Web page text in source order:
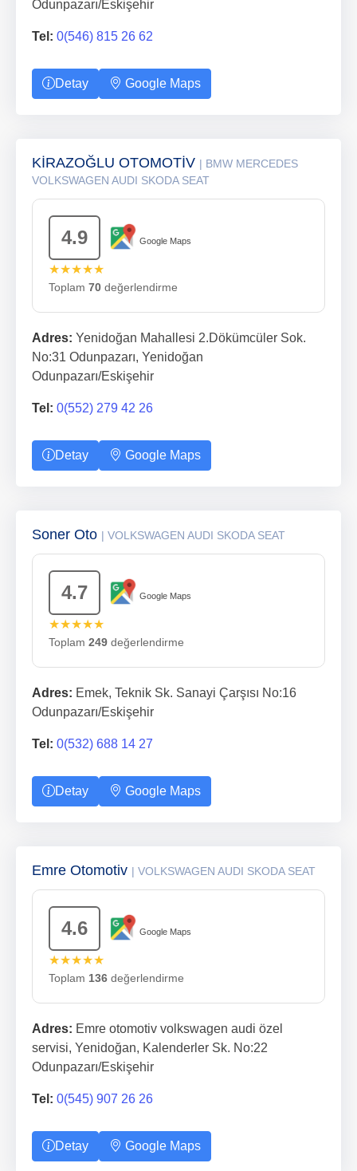
Odunpazarı/Eskişehir
Tel: 0(546) 815 26 62
Detay Google Maps
KİRAZOĞLU OTOMOTİV | BMW MERCEDES
VOLKSWAGEN AUDI SKODA SEAT
4.9 Google Maps
★★★★★
Toplam 70 değerlendirme
Adres: Yenidoğan Mahallesi 2.Dökümcüler Sok.
No:31 Odunpazarı, Yenidoğan
Odunpazarı/Eskişehir
Tel: 0(552) 279 42 26
Detay Google Maps
Soner Oto | VOLKSWAGEN AUDI SKODA SEAT
4.7 Google Maps
★★★★★
Toplam 249 değerlendirme
Adres: Emek, Teknik Sk. Sanayi Çarşısı No:16
Odunpazarı/Eskişehir
Tel: 0(532) 688 14 27
Detay Google Maps
Emre Otomotiv | VOLKSWAGEN AUDI SKODA SEAT
4.6 Google Maps
★★★★★
Toplam 136 değerlendirme
Adres: Emre otomotiv volkswagen audi özel
servisi, Yenidoğan, Kalenderler Sk. No:22
Odunpazarı/Eskişehir
Tel: 0(545) 907 26 26
Detay Google Maps